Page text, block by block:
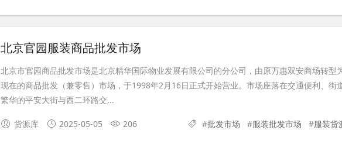
北京官园服装商品批发市场
北京市官园商品批发市场是北京精华国际物业发展有限公司的分公司，由原万惠双安商场转型
现在的商品批发（兼零售）市场，于1998年2月16日正式开始营业。市场座落在交通便利、街
繁华的平安大街与西二环路交...
货源库 2025-05-05 206 #批发市场 #服装批发市场 #服装货